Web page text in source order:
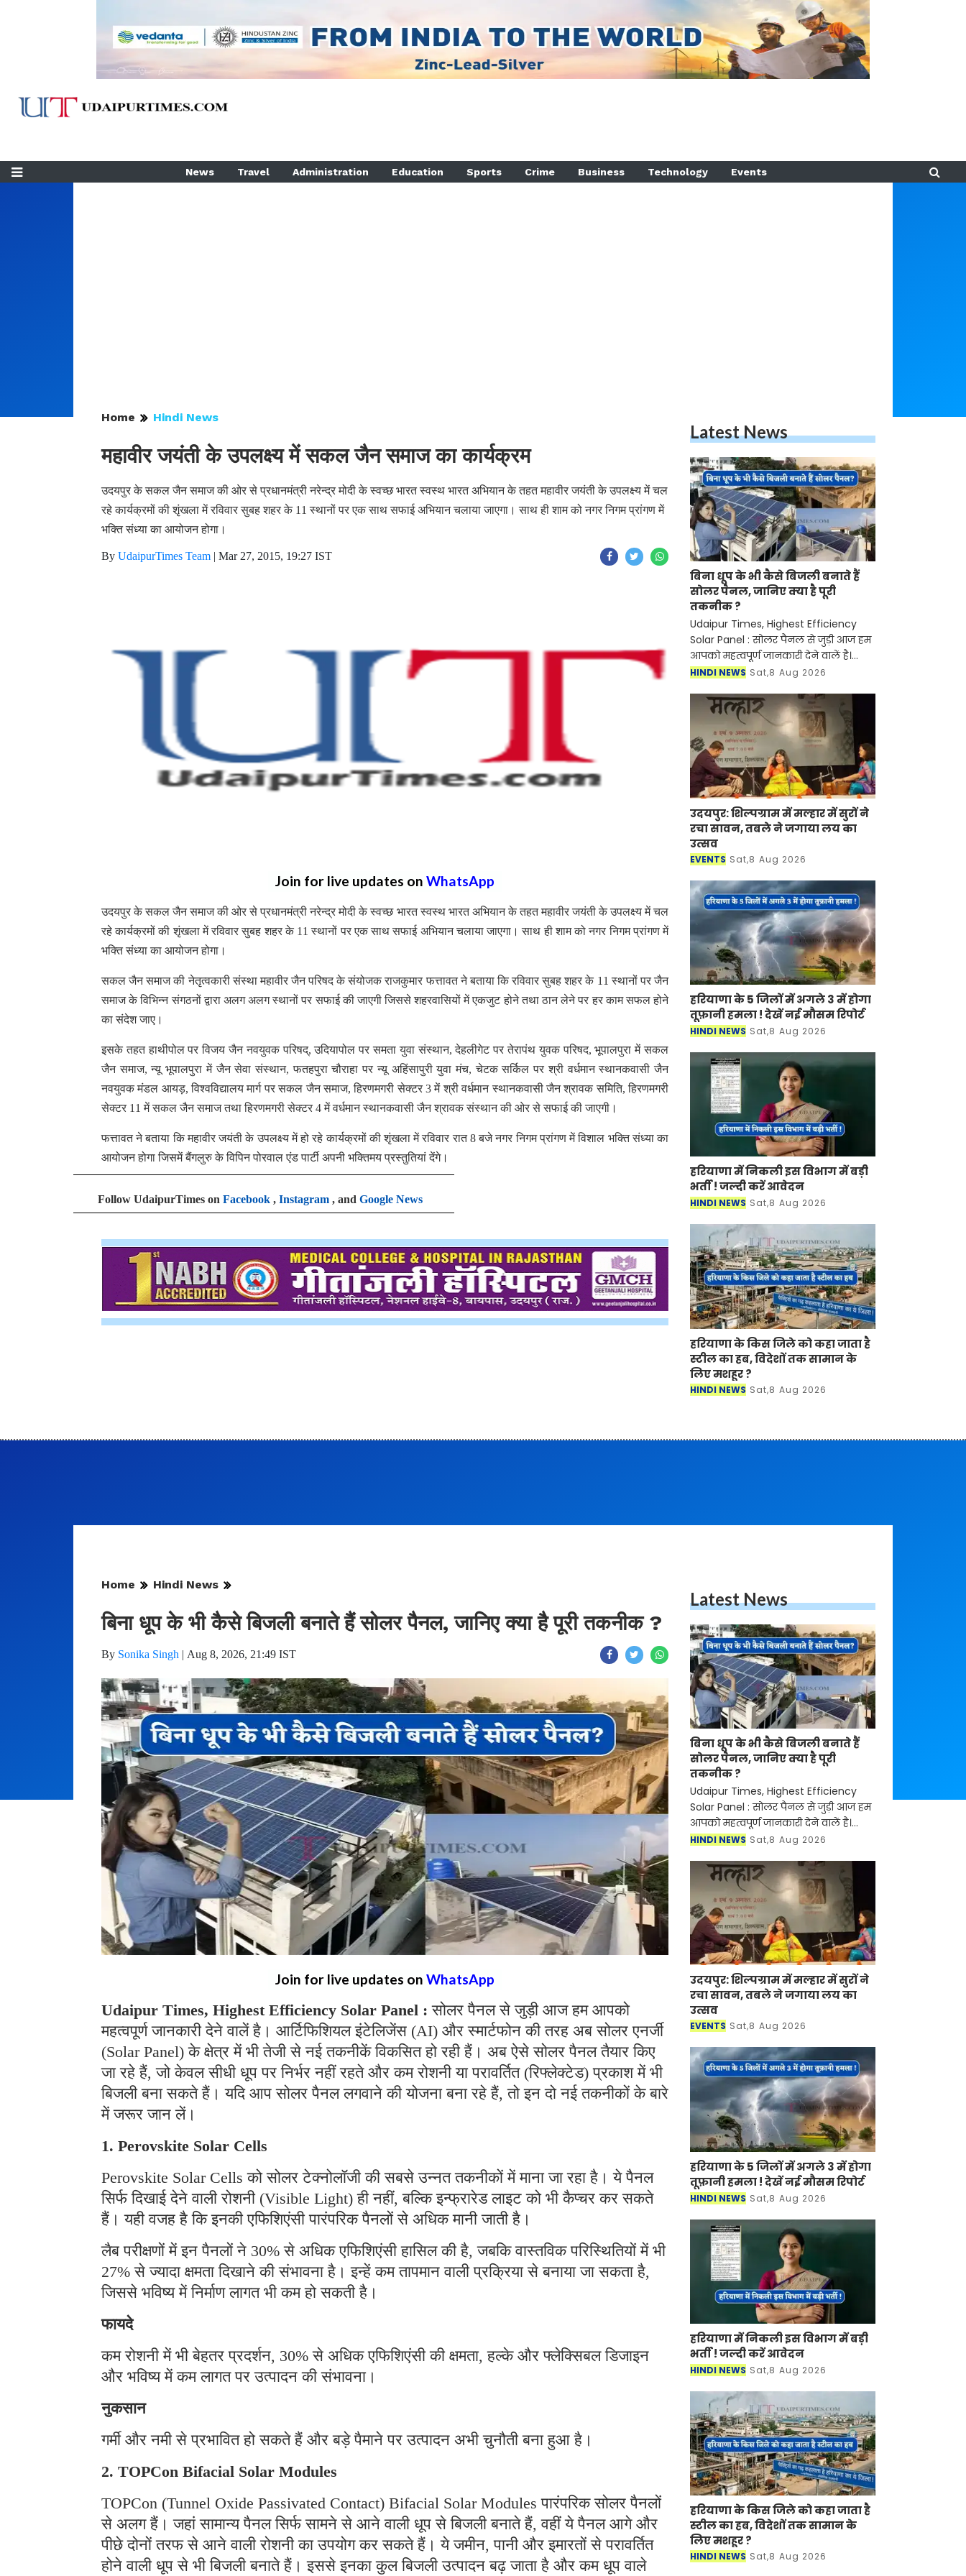
News Travel Administration Education Sports Crime Business Technology Events
Home Hindi News
महावीर जयंती के उपलक्ष्य में सकल जैन समाज का कार्यक्रम
उदयपुर के सकल जैन समाज की ओर से प्रधानमंत्री नरेन्द्र मोदी के स्वच्छ भारत स्वस्थ भारत अभियान के तहत महावीर जयंती के उपलक्ष्य में चल
रहे कार्यक्रमों की शृंखला में रविवार सुबह शहर के 11 स्थानों पर एक साथ सफाई अभियान चलाया जाएगा। साथ ही शाम को नगर निगम प्रांगण में
भक्ति संध्या का आयोजन होगा।
By UdaipurTimes Team | Mar 27, 2015, 19:27 IST
Join for live updates on WhatsApp
उदयपुर के सकल जैन समाज की ओर से प्रधानमंत्री नरेन्द्र मोदी के स्वच्छ भारत स्वस्थ भारत अभियान के तहत महावीर जयंती के उपलक्ष्य में चल
रहे कार्यक्रमों की शृंखला में रविवार सुबह शहर के 11 स्थानों पर एक साथ सफाई अभियान चलाया जाएगा। साथ ही शाम को नगर निगम प्रांगण में
भक्ति संध्या का आयोजन होगा।
सकल जैन समाज की नेतृत्वकारी संस्था महावीर जैन परिषद के संयोजक राजकुमार फत्तावत ने बताया कि रविवार सुबह शहर के 11 स्थानों पर जैन
समाज के विभिन्न संगठनों द्वारा अलग अलग स्थानों पर सफाई की जाएगी जिससे शहरवासियों में एकजुट होने तथा ठान लेने पर हर काम सफल होने
का संदेश जाए।
इसके तहत हाथीपोल पर विजय जैन नवयुवक परिषद्, उदियापोल पर समता युवा संस्थान, देहलीगेट पर तेरापंथ युवक परिषद, भूपालपुरा में सकल
जैन समाज, न्यू भूपालपुरा में जैन सेवा संस्थान, फतहपुरा चौराहा पर न्यू अहिंसापुरी युवा मंच, चेटक सर्किल पर श्री वर्धमान स्थानकवासी जैन
नवयुवक मंडल आयड़, विश्वविद्यालय मार्ग पर सकल जैन समाज, हिरणमगरी सेक्टर 3 में श्री वर्धमान स्थानकवासी जैन श्रावक समिति, हिरणमगरी
सेक्टर 11 में सकल जैन समाज तथा हिरणमगरी सेक्टर 4 में वर्धमान स्थानकवासी जैन श्रावक संस्थान की ओर से सफाई की जाएगी।
फत्तावत ने बताया कि महावीर जयंती के उपलक्ष्य में हो रहे कार्यक्रमों की शृंखला में रविवार रात 8 बजे नगर निगम प्रांगण में विशाल भक्ति संध्या का
आयोजन होगा जिसमें बैंगलुरु के विपिन पोरवाल एंड पार्टी अपनी भक्तिमय प्रस्तुतियां देंगे।
Follow UdaipurTimes on Facebook , Instagram , and Google News
Latest News
बिना धूप के भी कैसे बिजली बनाते हैं
सोलर पैनल, जानिए क्या है पूरी
तकनीक ?
Udaipur Times, Highest Efficiency
Solar Panel : सोलर पैनल से जुड़ी आज हम
आपको महत्वपूर्ण जानकारी देने वालें है।
आर्टिफिशियल इंटेलिजेंस (AI) और
Panel) के क्षेत्र
HINDI NEWS Sat,8 Aug 2026
उदयपुर: शिल्पग्राम में मल्हार में सुरों ने
रचा सावन, तबले ने जगाया लय का
उत्सव
EVENTS Sat,8 Aug 2026
हरियाणा के 5 जिलों में अगले 3 में होगा
तूफ़ानी हमला ! देखें नई मौसम रिपोर्ट
HINDI NEWS Sat,8 Aug 2026
हरियाणा में निकली इस विभाग में बड़ी
भर्ती ! जल्दी करें आवेदन
HINDI NEWS Sat,8 Aug 2026
हरियाणा के किस जिले को कहा जाता है
स्टील का हब, विदेशों तक सामान के
लिए मशहूर ?
HINDI NEWS Sat,8 Aug 2026
Home Hindi News
बिना धूप के भी कैसे बिजली बनाते हैं सोलर पैनल, जानिए क्या है पूरी तकनीक ?
By Sonika Singh | Aug 8, 2026, 21:49 IST
Join for live updates on WhatsApp
Udaipur Times, Highest Efficiency Solar Panel :सोलर पैनल से जुड़ी आज हम आपको
महत्वपूर्ण जानकारी देने वालें है। आर्टिफिशियल इंटेलिजेंस (AI) और स्मार्टफोन की तरह अब सोलर एनर्जी
(Solar Panel) के क्षेत्र में भी तेजी से नई तकनीकें विकसित हो रही हैं। अब ऐसे सोलर पैनल तैयार किए
जा रहे हैं, जो केवल सीधी धूप पर निर्भर नहीं रहते और कम रोशनी या परावर्तित (रिफ्लेक्टेड) प्रकाश में भी
बिजली बना सकते हैं। यदि आप सोलर पैनल लगवाने की योजना बना रहे हैं, तो इन दो नई तकनीकों के बारे
में जरूर जान लें।
1. Perovskite Solar Cells
Perovskite Solar Cells को सोलर टेक्नोलॉजी की सबसे उन्नत तकनीकों में माना जा रहा है। ये पैनल
सिर्फ दिखाई देने वाली रोशनी (Visible Light) ही नहीं, बल्कि इन्फ्रारेड लाइट को भी कैप्चर कर सकते
हैं। यही वजह है कि इनकी एफिशिएंसी पारंपरिक पैनलों से अधिक मानी जाती है।
लैब परीक्षणों में इन पैनलों ने 30% से अधिक एफिशिएंसी हासिल की है, जबकि वास्तविक परिस्थितियों में भी
27% से ज्यादा क्षमता दिखाने की संभावना है। इन्हें कम तापमान वाली प्रक्रिया से बनाया जा सकता है,
जिससे भविष्य में निर्माण लागत भी कम हो सकती है।
फायदे
कम रोशनी में भी बेहतर प्रदर्शन, 30% से अधिक एफिशिएंसी की क्षमता, हल्के और फ्लेक्सिबल डिजाइन
और भविष्य में कम लागत पर उत्पादन की संभावना।
नुकसान
गर्मी और नमी से प्रभावित हो सकते हैं और बड़े पैमाने पर उत्पादन अभी चुनौती बना हुआ है।
2. TOPCon Bifacial Solar Modules
TOPCon (Tunnel Oxide Passivated Contact) Bifacial Solar Modules पारंपरिक सोलर पैनलों
से अलग हैं। जहां सामान्य पैनल सिर्फ सामने से आने वाली धूप से बिजली बनाते हैं, वहीं ये पैनल आगे और
पीछे दोनों तरफ से आने वाली रोशनी का उपयोग कर सकते हैं। ये जमीन, पानी और इमारतों से परावर्तित
होने वाली धूप से भी बिजली बनाते हैं। इससे इनका कुल बिजली उत्पादन बढ़ जाता है और कम धूप वाले
Latest News
बिना धूप के भी कैसे बिजली बनाते हैं
सोलर पैनल, जानिए क्या है पूरी
तकनीक ?
Udaipur Times, Highest Efficiency
Solar Panel : सोलर पैनल से जुड़ी आज हम
आपको महत्वपूर्ण जानकारी देने वालें है।
आर्टिफिशियल इंटेलिजेंस (AI) और
Panel) के क्षेत्र
HINDI NEWS Sat,8 Aug 2026
उदयपुर: शिल्पग्राम में मल्हार में सुरों ने
रचा सावन, तबले ने जगाया लय का
उत्सव
EVENTS Sat,8 Aug 2026
हरियाणा के 5 जिलों में अगले 3 में होगा
तूफ़ानी हमला ! देखें नई मौसम रिपोर्ट
HINDI NEWS Sat,8 Aug 2026
हरियाणा में निकली इस विभाग में बड़ी
भर्ती ! जल्दी करें आवेदन
HINDI NEWS Sat,8 Aug 2026
हरियाणा के किस जिले को कहा जाता है
स्टील का हब, विदेशों तक सामान के
लिए मशहूर ?
HINDI NEWS Sat,8 Aug 2026